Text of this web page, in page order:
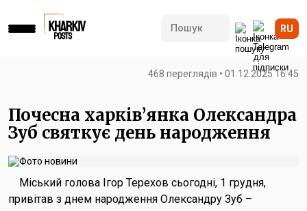
RU
468 переглядів • 01.12.2025 16:45
Почесна харків’янка Олександра
Зуб святкує день народження
Міський голова Ігор Терехов сьогодні, 1 грудня,
привітав з днем народження Олександру Зуб –